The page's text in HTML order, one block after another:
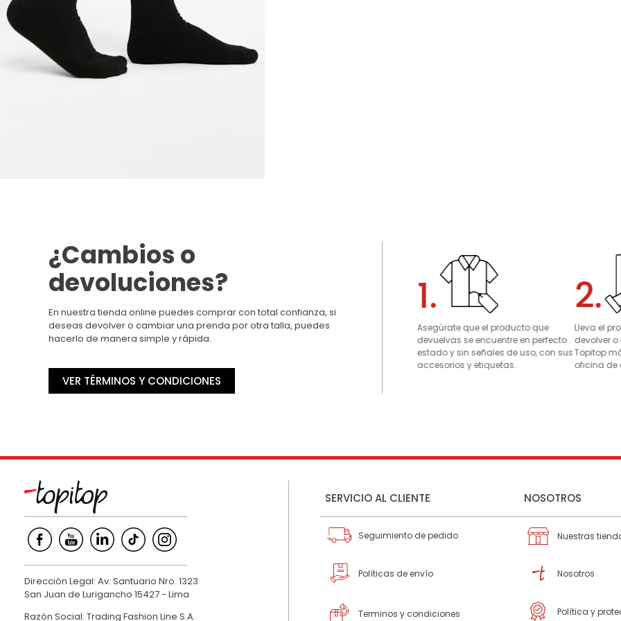
¿Cambios o
devoluciones?
En nuestra tienda online puedes comprar con total confianza, si
deseas devolver o cambiar una prenda por otra talla, puedes
hacerlo de manera simple y rápida.
VER TÉRMINOS Y CONDICIONES
1.
Asegúrate que el producto que
devuelvas se encuentre en perfecto
estado y sin señales de uso, con sus
accesorios y etiquetas.
2.
Lleva el
devolver
Topitop
oficina de
Dirección Legal: Av. Santuario Nro. 1323
San Juan de Lurigancho 15427 - Lima
Razón Social: Trading Fashion Line S.A.
SERVICIO AL CLIENTE
Seguimiento de pedido
Políticas de envío
Terminos y condiciones
NOSOTROS
Nuestras
Nosotros
Política y